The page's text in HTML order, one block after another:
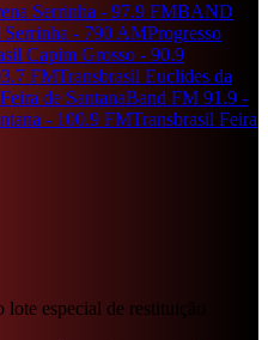
Serrinha - 97.9 FMBAND
Serrinha - 790 AMProgresso
Capim Grosso - 90.9
FMTransbrasil Euclides da
de SantanaBand FM 91.9 -
- 100.9 FMTransbrasil Feira